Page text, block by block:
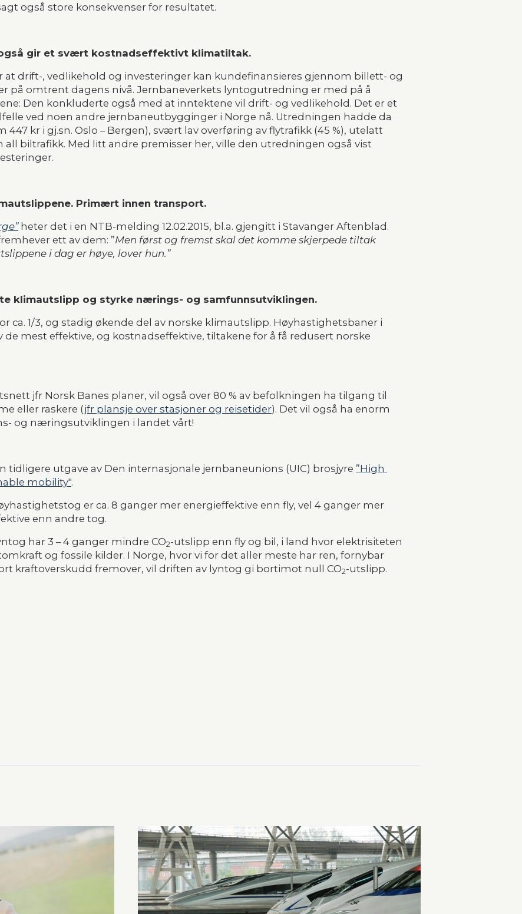
også store konsekvenser for resultatet.
også gir et svært kostnadseffektivt klimatiltak.
at drift-, vedlikehold og investeringer kan kundefinansieres gjennom billett- og
på omtrent dagens nivå. Jernbaneverkets lyntogutredning er med på å
Den konkluderte også med at inntektene vil drift- og vedlikehold. Det er et
ved noen andre jernbaneutbygginger i Norge nå. Utredningen hadde da
kr i gj.sn. Oslo – Bergen), svært lav overføring av flytrafikk (45 %), utelatt
biltrafikk. Med litt andre premisser her, ville den utredningen også vist
Primært innen transport.
heter det i en NTB-melding 12.02.2015, bl.a. gjengitt i Stavanger Aftenblad.
ett av dem: ”Men først og fremst skal det komme skjerpede tiltak
i dag er høye, lover hun.”
klimautslipp og styrke nærings- og samfunnsutviklingen.
ca. 1/3, og stadig økende del av norske klimautslipp. Høyhastighetsbaner i
mest effektive, og kostnadseffektive, tiltakene for å få redusert norske
jfr Norsk Banes planer, vil også over 80 % av befolkningen ha tilgang til
eller raskere (jfr plansje over stasjoner og reisetider). Det vil også ha enorm
og næringsutviklingen i landet vårt!
tidligere utgave av Den internasjonale jernbaneunions (UIC) brosjyre ”High
mobility".
er ca. 8 ganger mer energieffektive enn fly, vel 4 ganger mer
enn andre tog.
har 3 – 4 ganger mindre CO2-utslipp enn fly og bil, i land hvor elektrisiteten
og fossile kilder. I Norge, hvor vi for det aller meste har ren, fornybar
kraftoverskudd fremover, vil driften av lyntog gi bortimot null CO2-utslipp.